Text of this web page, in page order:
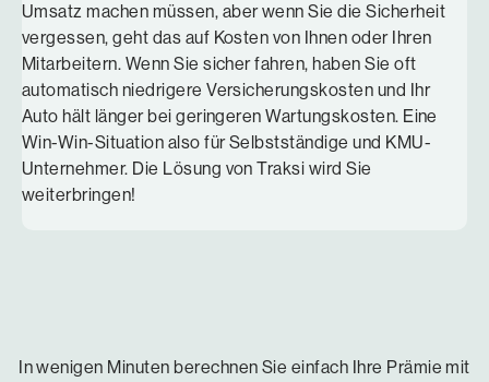
Umsatz machen müssen, aber wenn Sie die Sicherheit
vergessen, geht das auf Kosten von Ihnen oder Ihren
Mitarbeitern. Wenn Sie sicher fahren, haben Sie oft
automatisch niedrigere Versicherungskosten und Ihr
Auto hält länger bei geringeren Wartungskosten. Eine
Win-Win-Situation also für Selbstständige und KMU-
Unternehmer. Die Lösung von Traksi wird Sie
weiterbringen!
In wenigen Minuten berechnen Sie einfach Ihre Prämie mit